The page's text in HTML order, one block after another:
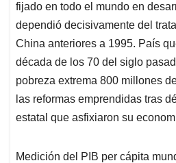
fijado en todo el mundo en
dependió decisivamente del
China anteriores a 1995. País
década de los 70 del siglo
pobreza extrema 800 millones
las reformas emprendidas tras
estatal que asfixiaron su
Medición del PIB per cápita